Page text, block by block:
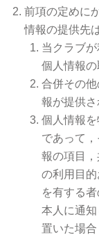
前項の定めに
情報の提供先
当クラブ
個人情報
合併その
報が提供
個人情報
であって
報の項目
の利用目
を有する
本人に通
置いた場合